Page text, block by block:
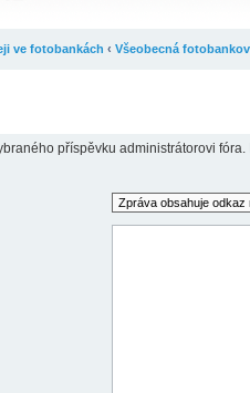
ve fotobankách ‹ Všeobecná
příspěvku administrátorovi